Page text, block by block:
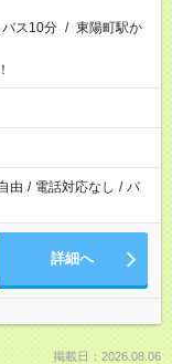
ス10分 / 東陽町駅か
由 / 電話対応なし / パ
詳細へ
掲載日：2026.08.06